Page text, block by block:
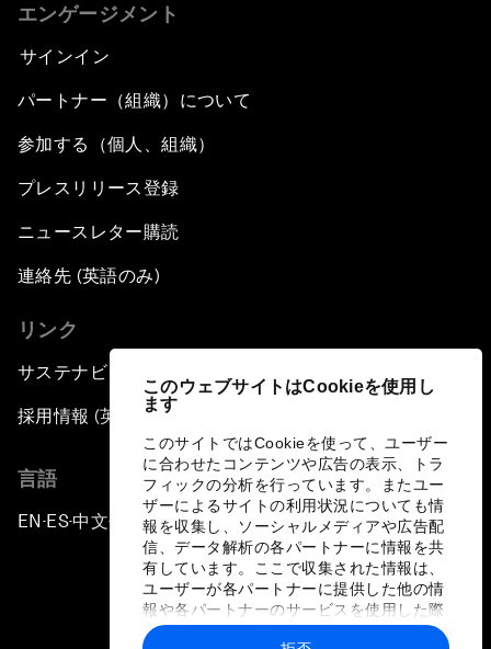
このウェブサイトはCookieを使用し
ます
このサイトではCookieを使って、ユーザー
に合わせたコンテンツや広告の表示、トラ
フィックの分析を行っています。またユー
ザーによるサイトの利用状況についても情
報を収集し、ソーシャルメディアや広告配
信、データ解析の各パートナーに情報を共
有しています。ここで収集された情報は、
ユーザーが各パートナーに提供した他の情
報や各パートナーのサービスを使用した際
に収集された情報と組み合わされ、各パー
エンゲージメント
サインイン
パートナー（組織）について
参加する（個人、組織）
プレスリリース登録
ニュースレター購読
連絡先 (英語のみ)
リンク
サステナビリティへの取り組み
採用情報 (英語のみ)
言語
EN ▪ES▪中文▪ 日本語